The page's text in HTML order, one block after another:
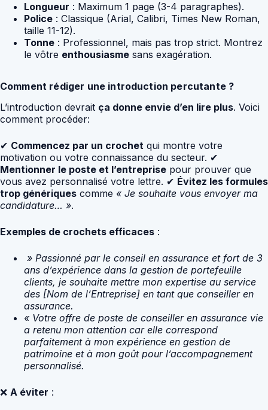
Longueur : Maximum 1 page (3-4 paragraphes).
Police : Classique (Arial, Calibri, Times New Roman,
taille 11-12).
Tonne : Professionnel, mais pas trop strict. Montrez
le vôtre enthousiasme sans exagération.
Comment rédiger une introduction percutante ?
L’introduction devrait ça donne envie d’en lire plus. Voici
comment procéder:
✔ Commencez par un crochet qui montre votre
motivation ou votre connaissance du secteur. ✔
Mentionner le poste et l’entreprise pour prouver que
vous avez personnalisé votre lettre. ✔ Évitez les formules
trop génériques comme « Je souhaite vous envoyer ma
candidature… ».
Exemples de crochets efficaces :
» Passionné par le conseil en assurance et fort de 3
ans d’expérience dans la gestion de portefeuille
clients, je souhaite mettre mon expertise au service
des [Nom de l’Entreprise] en tant que conseiller en
assurance.
« Votre offre de poste de conseiller en assurance vie
a retenu mon attention car elle correspond
parfaitement à mon expérience en gestion de
patrimoine et à mon goût pour l’accompagnement
personnalisé.
❌ A éviter :